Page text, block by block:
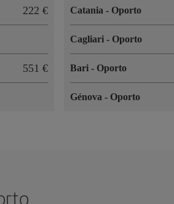
222
551
Catania- Oporto
Cagliari- Oporto
Bari- Oporto
Génova- Oporto